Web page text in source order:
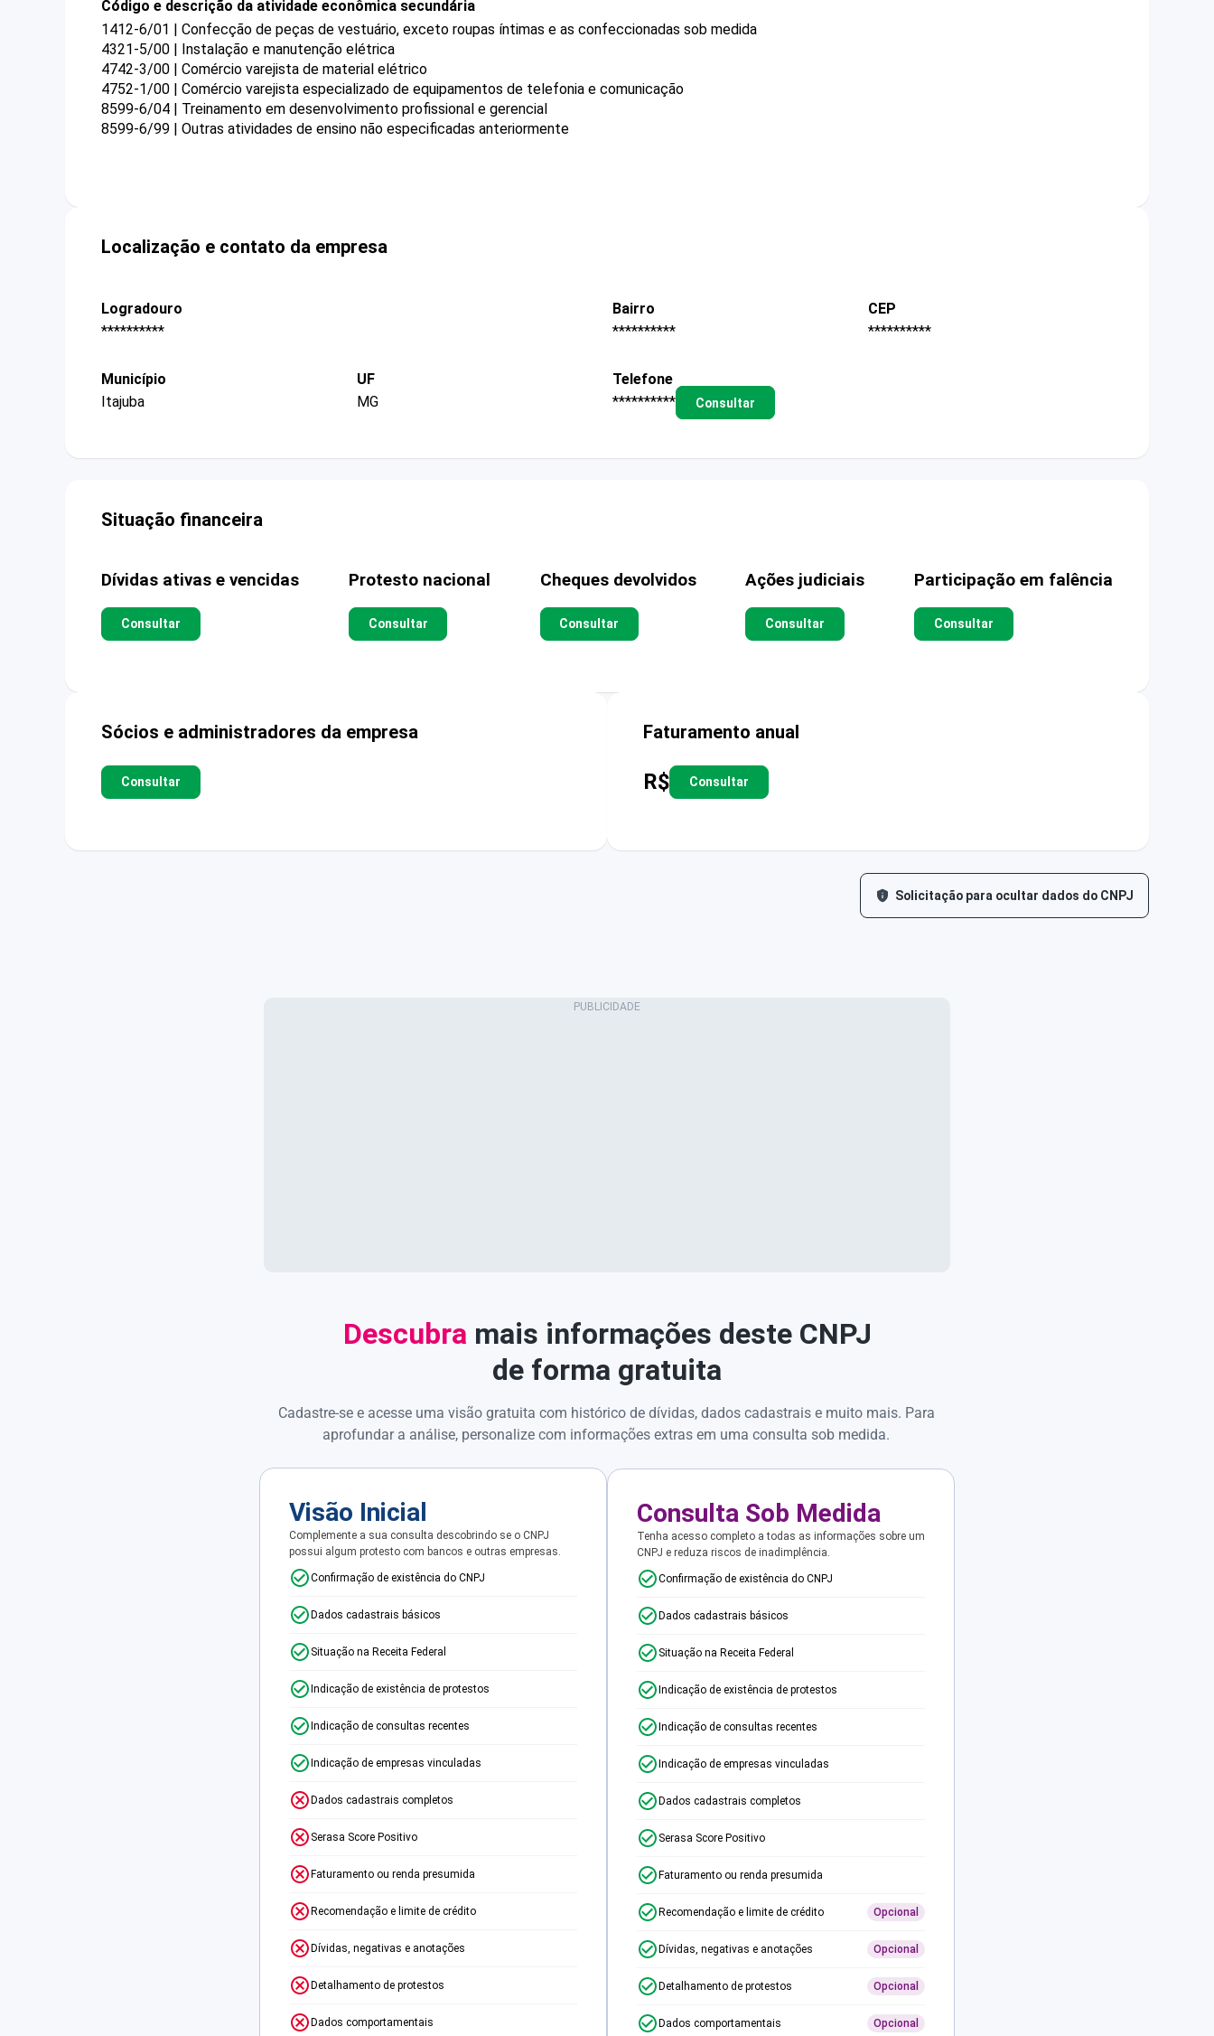
Código e descrição da atividade econômica secundária
1412-6/01 | Confecção de peças de vestuário, exceto roupas íntimas e as confeccionadas sob medida
4321-5/00 | Instalação e manutenção elétrica
4742-3/00 | Comércio varejista de material elétrico
4752-1/00 | Comércio varejista especializado de equipamentos de telefonia e comunicação
8599-6/04 | Treinamento em desenvolvimento profissional e gerencial
8599-6/99 | Outras atividades de ensino não especificadas anteriormente
Localização e contato da empresa
Logradouro
**********
Bairro
**********
CEP
**********
Município
Itajuba
UF
MG
Telefone
**********
Consultar
Situação financeira
Dívidas ativas e vencidas
Consultar
Protesto nacional
Consultar
Cheques devolvidos
Consultar
Ações judiciais
Consultar
Participação em falência
Consultar
Sócios e administradores da empresa
Consultar
Faturamento anual
R$ Consultar
Solicitação para ocultar dados do CNPJ
Descubra mais informações deste CNPJ
de forma gratuita
Cadastre-se e acesse uma visão gratuita com histórico de dívidas, dados cadastrais e muito mais. Para
aprofundar a análise, personalize com informações extras em uma consulta sob medida.
Visão Inicial
Complemente a sua consulta descobrindo se o CNPJ
possui algum protesto com bancos e outras empresas.
Confirmação de existência do CNPJ
Dados cadastrais básicos
Situação na Receita Federal
Indicação de existência de protestos
Indicação de consultas recentes
Indicação de empresas vinculadas
Dados cadastrais completos
Serasa Score Positivo
Faturamento ou renda presumida
Recomendação e limite de crédito
Dívidas, negativas e anotações
Detalhamento de protestos
Dados comportamentais
Consulta Sob Medida
Tenha acesso completo a todas as informações sobre um
CNPJ e reduza riscos de inadimplência.
Confirmação de existência do CNPJ
Dados cadastrais básicos
Situação na Receita Federal
Indicação de existência de protestos
Indicação de consultas recentes
Indicação de empresas vinculadas
Dados cadastrais completos
Serasa Score Positivo
Faturamento ou renda presumida
Recomendação e limite de crédito Opcional
Dívidas, negativas e anotações Opcional
Detalhamento de protestos Opcional
Dados comportamentais Opcional